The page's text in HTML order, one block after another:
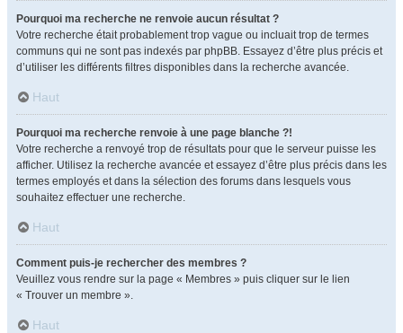
Pourquoi ma recherche ne renvoie aucun résultat ?
Votre recherche était probablement trop vague ou incluait trop de termes
communs qui ne sont pas indexés par phpBB. Essayez d’être plus précis et
d’utiliser les différents filtres disponibles dans la recherche avancée.
Haut
Pourquoi ma recherche renvoie à une page blanche ?!
Votre recherche a renvoyé trop de résultats pour que le serveur puisse les
afficher. Utilisez la recherche avancée et essayez d’être plus précis dans les
termes employés et dans la sélection des forums dans lesquels vous
souhaitez effectuer une recherche.
Haut
Comment puis-je rechercher des membres ?
Veuillez vous rendre sur la page « Membres » puis cliquer sur le lien
« Trouver un membre ».
Haut